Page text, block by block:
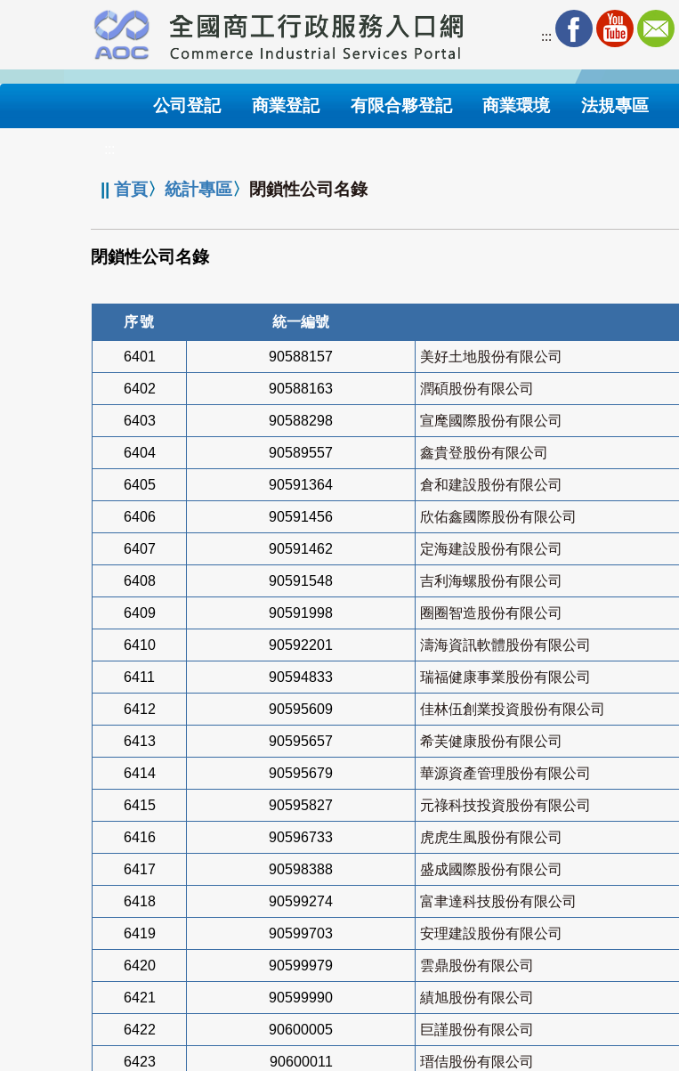
要
內
:::
公司登記 商業登記 有限合夥登記 商業環境 法規專區
||首頁〉統計專區〉 閉鎖性公司名錄
閉鎖性公司名錄
序號 統一編號
6401 90588157 美好土地股份有限公司
6402 90588163 潤碩股份有限公司
6403 90588298 宣麾國際股份有限公司
6404 90589557 鑫貴登股份有限公司
6405 90591364 倉和建設股份有限公司
6406 90591456 欣佑鑫國際股份有限公司
6407 90591462 定海建設股份有限公司
6408 90591548 吉利海螺股份有限公司
6409 90591998 圈圈智造股份有限公司
6410 90592201 濤海資訊軟體股份有限公司
6411 90594833 瑞福健康事業股份有限公司
6412 90595609 佳林伍創業投資股份有限公司
6413 90595657 希芙健康股份有限公司
6414 90595679 華源資產管理股份有限公司
6415 90595827 元祿科技投資股份有限公司
6416 90596733 虎虎生風股份有限公司
6417 90598388 盛成國際股份有限公司
6418 90599274 富聿達科技股份有限公司
6419 90599703 安理建設股份有限公司
6420 90599979 雲鼎股份有限公司
6421 90599990 績旭股份有限公司
6422 90600005 巨謹股份有限公司
6423 90600011 瑨佶股份有限公司